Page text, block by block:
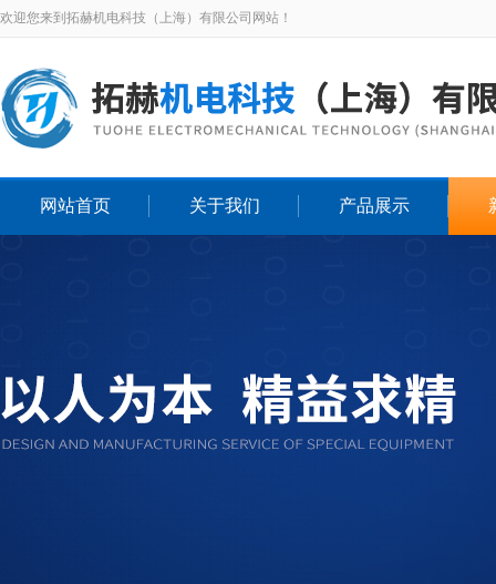
欢迎您来到拓赫机电科技（上海）有限公司网站！
网站首页 关于我们 产品展示